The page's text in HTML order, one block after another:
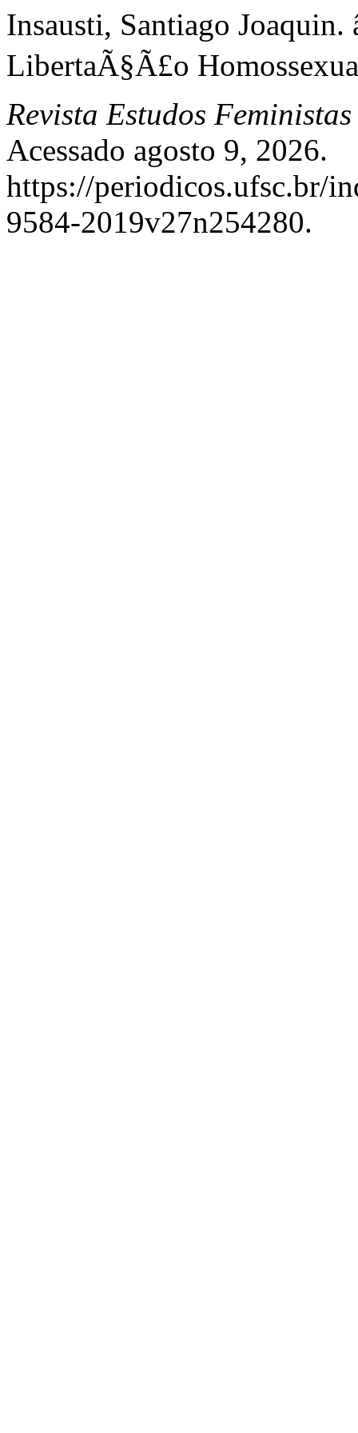
Insausti, Santiago
LibertaÃ§Ã£o
Revista Estudos Feministas
Acessado agosto 9, 2026.
https://periodicos.ufsc.br/
9584-2019v27n254280.